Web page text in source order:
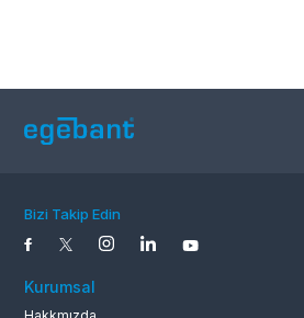
Bizi Takip Edin
Kurumsal